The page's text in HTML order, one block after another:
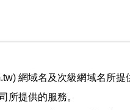
網域名及次級網域名所
所提供的服務。